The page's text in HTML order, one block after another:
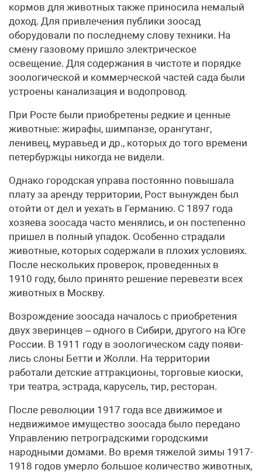
кормов для животных также приносила немалый
доход. Для привлечения публики зоо­сад
оборудовали по последнему слову техники. На
смену газовому пришло электрическое
освещение. Для содержания в чистоте и порядке
зоологической и коммерческой частей сада были
устроены канализация и водопровод.
При Росте были приобретены редкие и ценные
животные: жирафы, шимпанзе, орангутанг,
ленивец, муравьед и др., которых до того времени
петербуржцы никогда не видели.
Однако городская управа постоянно повышала
плату за аренду территории, Рост вынужден был
отойти от дел и уехать в Германию. С 1897 года
хозяева зоосада часто менялись, и он постепенно
пришел в полный упадок. Особенно страдали
животные, которых содержали в плохих условиях.
После нескольких проверок, проведенных в
1910 году, было принято решение перевезти всех
животных в Москву.
Возрождение зоосада началось с приобретения
двух зверинцев – одного в Сибири, другого на Юге
России. В 1911 году в зоологическом саду по­яви­
лись слоны Бетти и Жолли. На территории
работали детские аттракционы, торговые киоски,
три театра, эстрада, карусель, тир, ресторан.
После революции 1917 года все движимое и
недвижимое имущество зоосада было передано
Управлению петроградскими городскими
народными домами. Во время тяжелой зимы 1917-
1918 годов умерло большое количество животных,